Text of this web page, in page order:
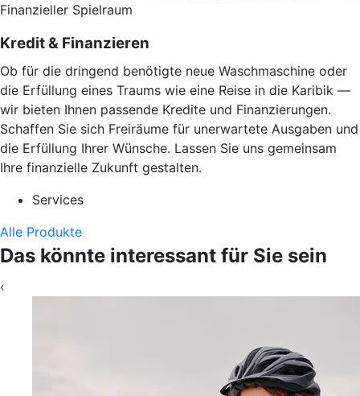
Finanzieller Spielraum
Kredit & Finanzieren
Ob für die dringend benötigte neue Waschmaschine oder
die Erfüllung eines Traums wie eine Reise in die Karibik —
wir bieten Ihnen passende Kredite und Finanzierungen.
Schaffen Sie sich Freiräume für unerwartete Ausgaben und
die Erfüllung Ihrer Wünsche. Lassen Sie uns gemeinsam
Ihre finanzielle Zukunft gestalten.
Services
Alle Produkte
Das könnte interessant für Sie sein
‹